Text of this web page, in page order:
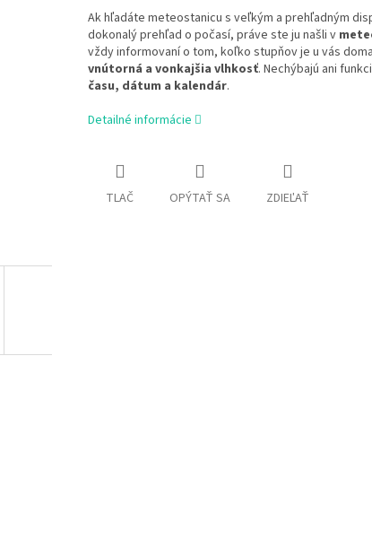
Ak hľadáte meteostanicu s veľkým a prehľadným
dokonalý prehľad o počasí, práve ste ju našli v
vždy informovaní o tom, koľko stupňov je u vás
vnútorná a vonkajšia vlhkosť. Nechýbajú ani
času, dátum a kalendár.
Detailné informácie
TLAČ OPÝTAŤ SA ZDIEĽAŤ